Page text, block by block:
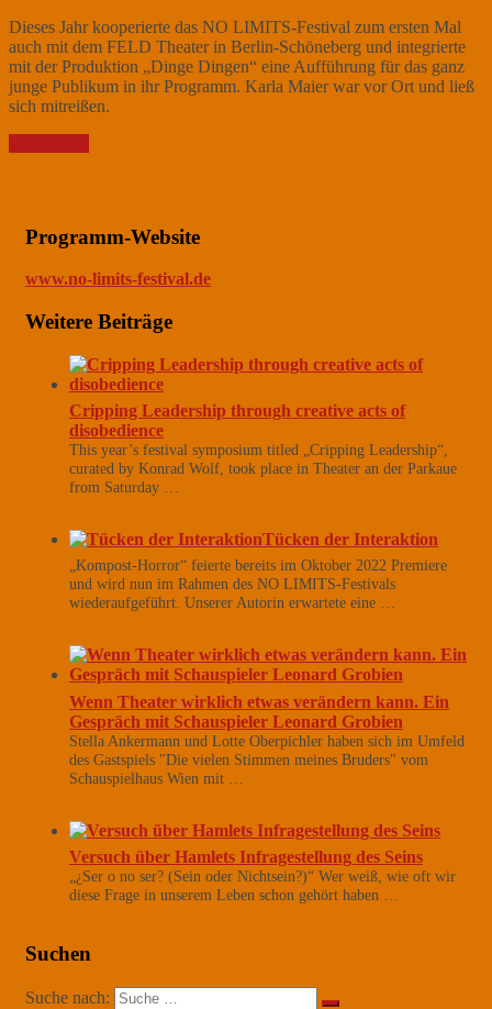
Dieses Jahr kooperierte das NO LIMITS-Festival zum ersten Mal
auch mit dem FELD Theater in Berlin-Schöneberg und integrierte
mit der Produktion „Dinge Dingen“ eine Aufführung für das ganz
junge Publikum in ihr Programm. Karla Maier war vor Ort und ließ
sich mitreißen.
Programm-Website
www.no-limits-festival.de
Weitere Beiträge
Cripping Leadership through creative acts of
disobedience
This year’s festival symposium titled „Cripping Leadership“,
curated by Konrad Wolf, took place in Theater an der Parkaue
from Saturday …
Tücken der Interaktion
„Kompost-Horror“ feierte bereits im Oktober 2022 Premiere
und wird nun im Rahmen des NO LIMITS-Festivals
wiederaufgeführt. Unserer Autorin erwartete eine …
Wenn Theater wirklich etwas verändern kann. Ein
Gespräch mit Schauspieler Leonard Grobien
Stella Ankermann und Lotte Oberpichler haben sich im Umfeld
des Gastspiels "Die vielen Stimmen meines Bruders" vom
Schauspielhaus Wien mit …
Versuch über Hamlets Infragestellung des Seins
„¿Ser o no ser? (Sein oder Nichtsein?)“ Wer weiß, wie oft wir
diese Frage in unserem Leben schon gehört haben …
Suchen
Suche nach: